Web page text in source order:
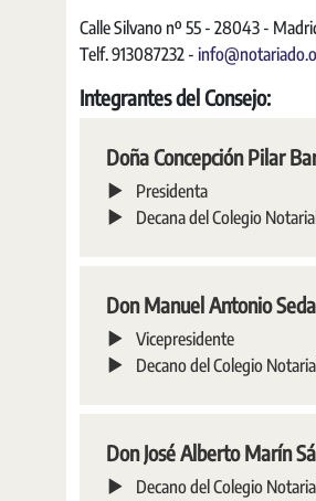
Calle Silvano nº 55 - 28043 -
Telf. 913087232 -
Integrantes del Consejo:
Doña Concepción Pilar
Presidenta
Decana del Colegio
Don Manuel Antonio
Vicepresidente
Decano del Colegio
Don José Alberto Marín
Decano del Colegio